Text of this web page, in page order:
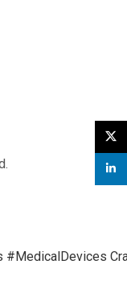
#MedicalDevices